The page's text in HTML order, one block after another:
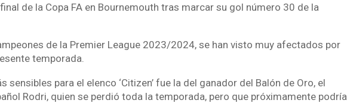
de la Copa FA en Bournemouth tras marcar su gol número 30 de la
de la Premier League 2023/2024, se han visto muy afectados por
temporada.
sensibles para el elenco ‘Citizen’ fue la del ganador del Balón de Oro, el
Rodri, quien se perdió toda la temporada, pero que próximamente podría